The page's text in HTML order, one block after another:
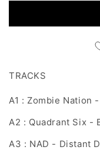
減
す
す
TRACKS
A1 : Zombie Nation
A2 : Quadrant Six -
A3 : NAD - Distant